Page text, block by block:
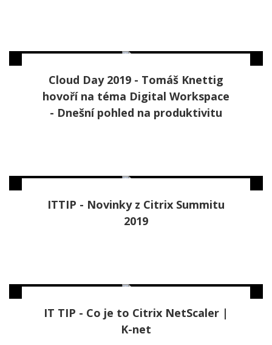
Cloud Day 2019 - Tomáš Knettig
hovoří na téma Digital Workspace
- Dnešní pohled na produktivitu
ITTIP - Novinky z Citrix Summitu
2019
IT TIP - Co je to Citrix NetScaler |
K-net